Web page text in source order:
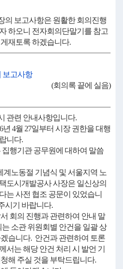
의 보고사항은 원활한 회의진행
하오니 전자회의단말기를 참고
재토록 하겠습니다.
보고사항
(회의록 끝에 실음)
관련 안내사항입니다.
4월 27일부터 시장 권한을 대행
니다.
행기관 공무원에 대하여 말씀
계노동절 기념식 및 서울지역 노
도시개발공사 사장은 일신상의
는 사전 협조 공문이 있었습니
시기 바랍니다.
회의 진행과 관련하여 안내 말
소관 위원회별 안건을 일괄 상
습니다. 안건과 관련하여 토론
서는 해당 안건 처리 시 발언 기
해 주실 것을 부탁드립니다.